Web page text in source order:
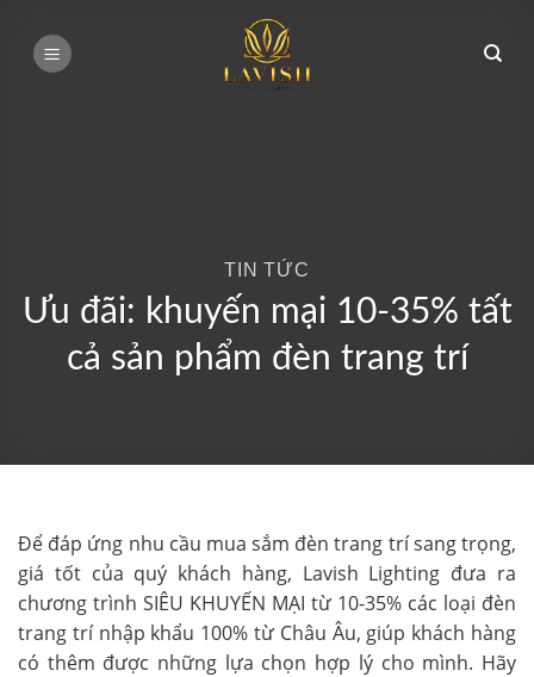
TIN TỨC
Ưu đãi: khuyến mại 10-35% tất
cả sản phẩm đèn trang trí
Để đáp ứng nhu cầu mua sắm đèn trang trí sang trọng,
giá tốt của quý khách hàng, Lavish Lighting đưa ra
chương trình SIÊU KHUYẾN MẠI từ 10-35% các loại đèn
trang trí nhập khẩu 100% từ Châu Âu, giúp khách hàng
có thêm được những lựa chọn hợp lý cho mình. Hãy